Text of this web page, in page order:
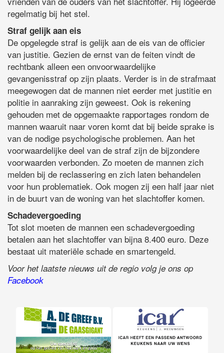
regelmatig bij het stel.
Straf gelijk aan eis
De opgelegde straf is gelijk aan de eis van de officier
van justitie. Gezien de ernst van de feiten vindt de
rechtbank alleen een onvoorwaardelijke
gevangenisstraf op zijn plaats. Verder is in de strafmaat
meegewogen dat de mannen niet eerder met justitie en
politie in aanraking zijn geweest. Ook is rekening
gehouden met de opgemaakte rapportages rondom de
mannen waaruit naar voren komt dat bij beide sprake is
van de nodige psychologische problemen. Aan het
voorwaardelijke deel van de straf zijn de bijzondere
voorwaarden verbonden. Zo moeten de mannen zich
melden bij de reclassering en zich laten behandelen
voor hun problematiek. Ook mogen zij een half jaar niet
in de buurt van de woning van het slachtoffer komen.
Schadevergoeding
Tot slot moeten de mannen een schadevergoeding
betalen aan het slachtoffer van bijna 8.400 euro. Deze
bestaat uit materiële schade en smartengeld.
Voor het laatste nieuws uit de regio volg je ons op
Facebook